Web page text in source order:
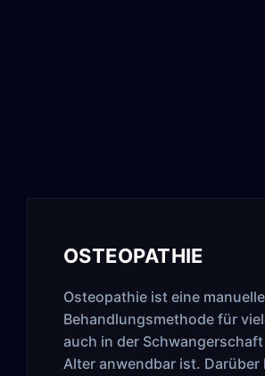
OSTEOPATHIE
Osteopathie ist eine manuelle
Behandlungsmethode für
auch in der
Alter anwendbar ist.